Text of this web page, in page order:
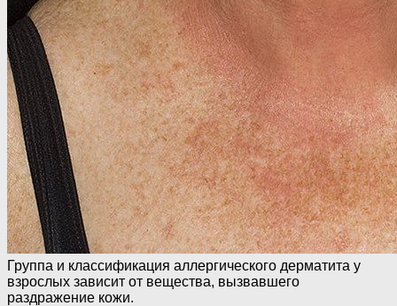
Группа и классификация аллергического дерматита у
взрослых зависит от вещества, вызвавшего
раздражение кожи.